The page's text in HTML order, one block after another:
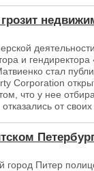
и
стал
Corporation
что у нее
от своих
город Питер